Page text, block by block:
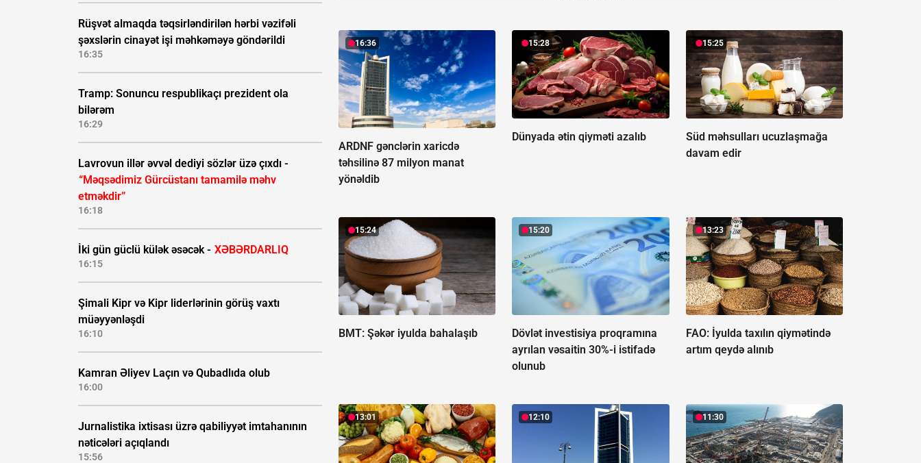
Rüşvət almaqda təqsirləndirilən hərbi vəzifəli
şəxslərin cinayət işi məhkəməyə göndərildi
16:35
Tramp: Sonuncu respublikaçı prezident ola
bilərəm
16:29
Lavrovun illər əvvəl dediyi sözlər üzə çıxdı -
“Məqsədimiz Gürcüstanı tamamilə məhv
etməkdir”
16:18
İki gün güclü külək əsəcək - XƏBƏRDARLIQ
16:15
Şimali Kipr və Kipr liderlərinin görüş vaxtı
müəyyənləşdi
16:10
Kamran Əliyev Laçın və Qubadlıda olub
16:00
Jurnalistika ixtisası üzrə qabiliyyət imtahanının
nəticələri açıqlandı
15:56
16:36
ARDNF gənclərin xaricdə
təhsilinə 87 milyon manat
yönəldib
15:28
Dünyada ətin qiyməti azalıb
15:25
Süd məhsulları ucuzlaşmağa
davam edir
15:24
BMT: Şəkər iyulda bahalaşıb
15:20
Dövlət investisiya proqramına
ayrılan vəsaitin 30%-i istifadə
olunub
13:23
FAO: İyulda taxılın qiymətində
artım qeydə alınıb
13:01 12:10 11:30